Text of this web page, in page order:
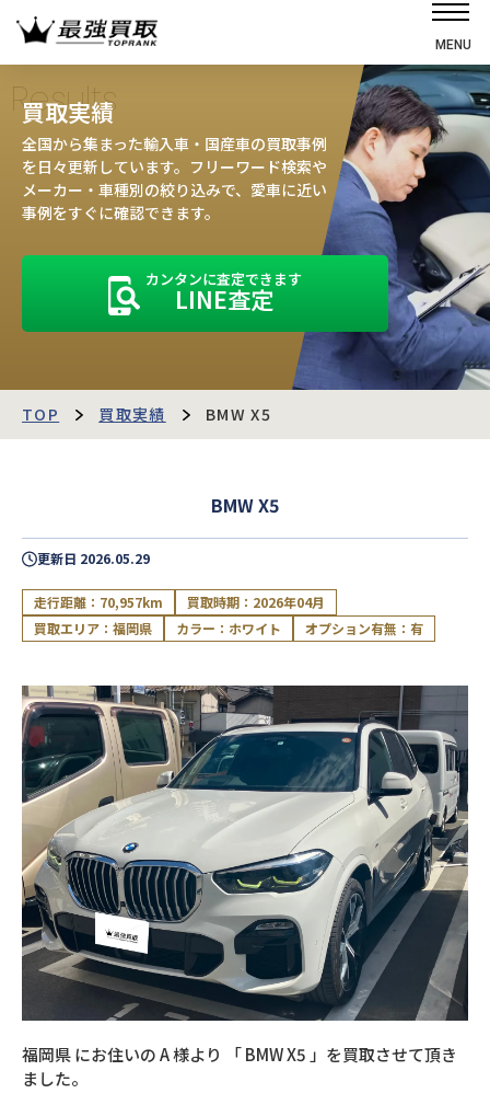
MENU
選ばれる理由
高価買取の仕組み
売却の流れ
お客様の声
運営会社
最強買取マガジン
閉じる
Results
買取実績
全国から集まった輸入車・国産車の買取事例
を日々更新しています。フリーワード検索や
メーカー・車種別の絞り込みで、愛車に近い
事例をすぐに確認できます。
カンタンに査定できます
LINE査定
TOP 買取実績 BMW X5
BMW X5
更新日 2026.05.29
走行距離：70,957km
買取時期：2026年04月
買取エリア：福岡県
カラー：ホワイト オプション有無：有
福岡県にお住いのA様より 「BMW X5 」を買取させて頂き
ました。